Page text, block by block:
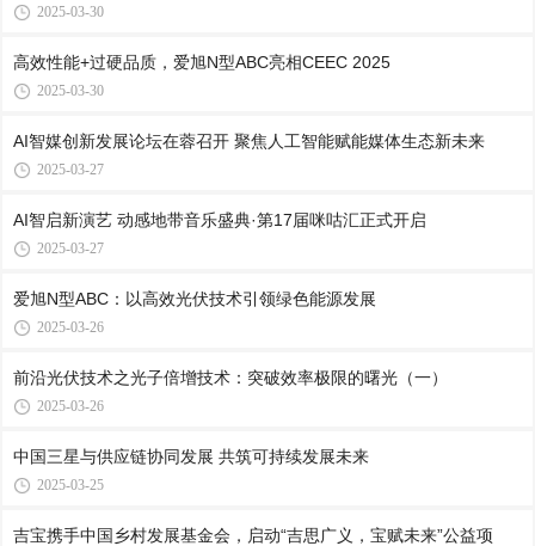
2025-03-30
高效性能+过硬品质，爱旭N型ABC亮相CEEC 2025
2025-03-30
AI智媒创新发展论坛在蓉召开 聚焦人工智能赋能媒体生态新未来
2025-03-27
AI智启新演艺 动感地带音乐盛典·第17届咪咕汇正式开启
2025-03-27
爱旭N型ABC：以高效光伏技术引领绿色能源发展
2025-03-26
前沿光伏技术之光子倍增技术：突破效率极限的曙光（一）
2025-03-26
中国三星与供应链协同发展 共筑可持续发展未来
2025-03-25
吉宝携手中国乡村发展基金会，启动“吉思广义，宝赋未来”公益项